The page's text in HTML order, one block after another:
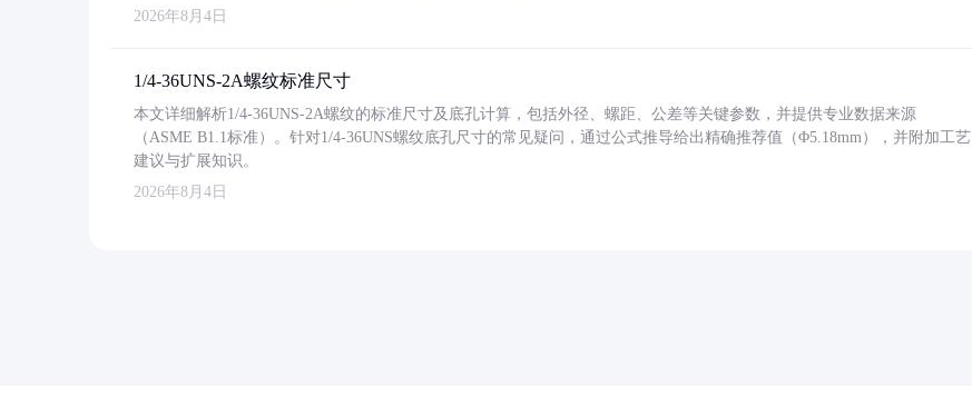
2026年8月4日
1/4-36UNS-2A螺纹标准尺寸
本文详细解析1/4-36UNS-2A螺纹的标准尺寸及底孔计算，包括外径、螺距、公差等关键参数，并提供专业数据来源
（ASME B1.1标准）。针对1/4-36UNS螺纹底孔尺寸的常见疑问，通过公式推导给出精确推荐值（Φ5.18mm），并附加工艺
建议与扩展知识。
2026年8月4日